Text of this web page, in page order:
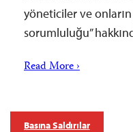
yöneticiler ve onların
sorumluluğu”
Read More ›
Basına Saldırılar